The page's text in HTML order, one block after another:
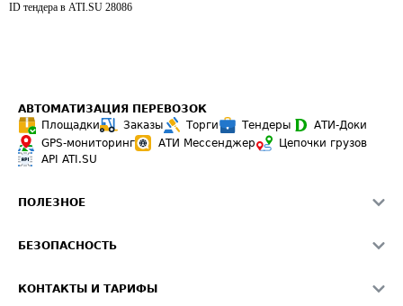
ID тендера в ATI.SU 28086
АВТОМАТИЗАЦИЯ ПЕРЕВОЗОК
Площадки
Заказы Торги Тендеры
АТИ-Доки
GPS-мониторинг
АТИ Мессенджер
Цепочки грузов
API ATI.SU
ПОЛЕЗНОЕ
Звезды ATI.SU на вашем сайте
БЕЗОПАСНОСТЬ
КОНТАКТЫ И ТАРИФЫ